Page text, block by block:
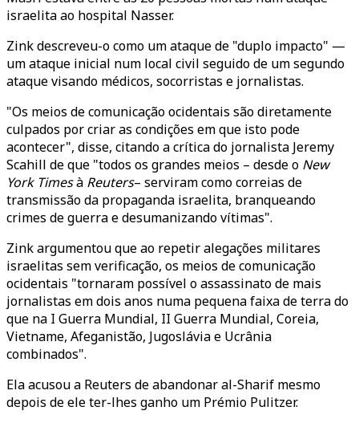
israelita ao hospital Nasser.
Zink descreveu-o como um ataque de "duplo impacto" —
um ataque inicial num local civil seguido de um segundo
ataque visando médicos, socorristas e jornalistas.
"Os meios de comunicação ocidentais são diretamente
culpados por criar as condições em que isto pode
acontecer", disse, citando a crítica do jornalista Jeremy
Scahill de que "todos os grandes meios – desde o New
York Timesà Reuters– serviram como correias de
transmissão da propaganda israelita, branqueando
crimes de guerra e desumanizando vítimas".
Zink argumentou que ao repetir alegações militares
israelitas sem verificação, os meios de comunicação
ocidentais "tornaram possível o assassinato de mais
jornalistas em dois anos numa pequena faixa de terra do
que na I Guerra Mundial, II Guerra Mundial, Coreia,
Vietname, Afeganistão, Jugoslávia e Ucrânia
combinados".
Ela acusou a Reuters de abandonar al-Sharif mesmo
depois de ele ter-lhes ganho um Prémio Pulitzer.